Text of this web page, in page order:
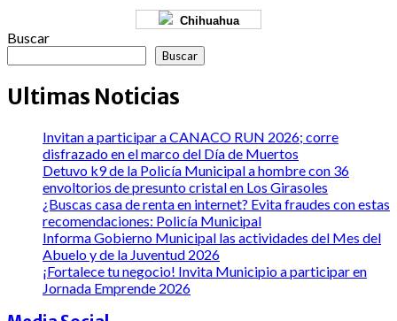
Chihuahua
Buscar
Buscar
Ultimas Noticias
Invitan a participar a CANACO RUN 2026; corre
disfrazado en el marco del Día de Muertos
Detuvo k9 de la Policía Municipal a hombre con 36
envoltorios de presunto cristal en Los Girasoles
¿Buscas casa de renta en internet? Evita fraudes con estas
recomendaciones: Policía Municipal
Informa Gobierno Municipal las actividades del Mes del
Abuelo y de la Juventud 2026
¡Fortalece tu negocio! Invita Municipio a participar en
Jornada Emprende 2026